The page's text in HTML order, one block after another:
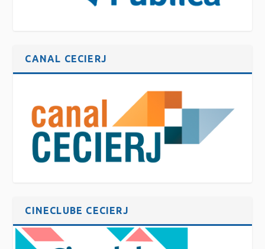
CANAL CECIERJ
CINECLUBE CECIERJ